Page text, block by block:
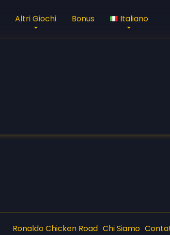
Altri Giochi Bonus Italiano
Ronaldo Chicken Road Chi Siamo